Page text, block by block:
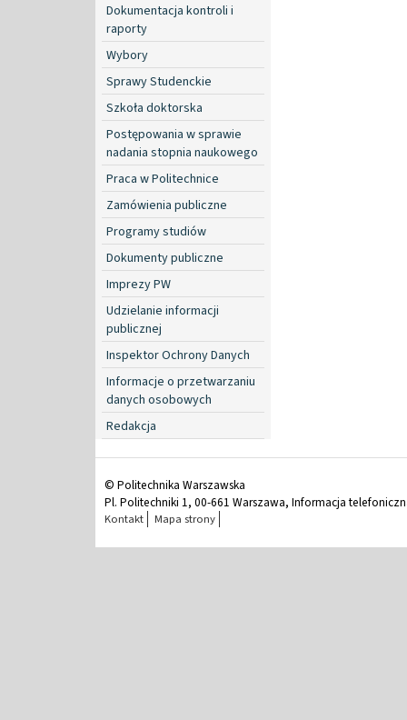
Dokumentacja kontroli i
raporty
Wybory
Sprawy Studenckie
Szkoła doktorska
Postępowania w sprawie
nadania stopnia naukowego
Praca w Politechnice
Zamówienia publiczne
Programy studiów
Dokumenty publiczne
Imprezy PW
Udzielanie informacji
publicznej
Inspektor Ochrony Danych
Informacje o przetwarzaniu
danych osobowych
Redakcja
© Politechnika Warszawska
Pl. Politechniki 1, 00-661 Warszawa, Informacja
Kontakt Mapa strony